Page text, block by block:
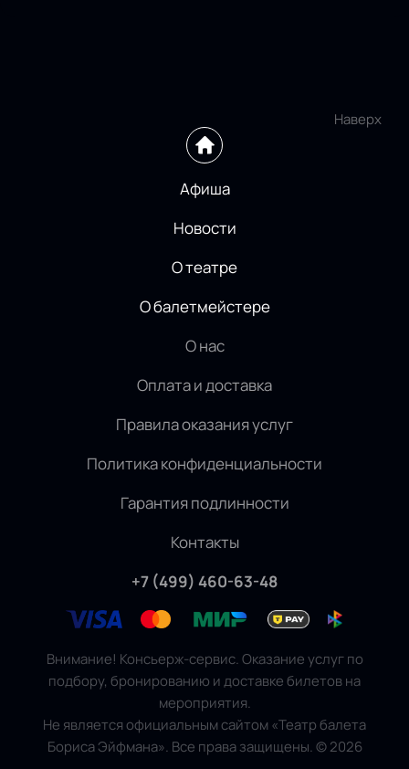
Наверх
Афиша
Новости
О театре
О балетмейстере
О нас
Оплата и доставка
Правила оказания услуг
Политика конфиденциальности
Гарантия подлинности
Контакты
+7 (499) 460-63-48
Внимание! Консьерж-сервис. Оказание услуг по
подбору, бронированию и доставке билетов на
мероприятия.
Не является официальным сайтом «Театр балета
Бориса Эйфмана». Все права защищены.©2026